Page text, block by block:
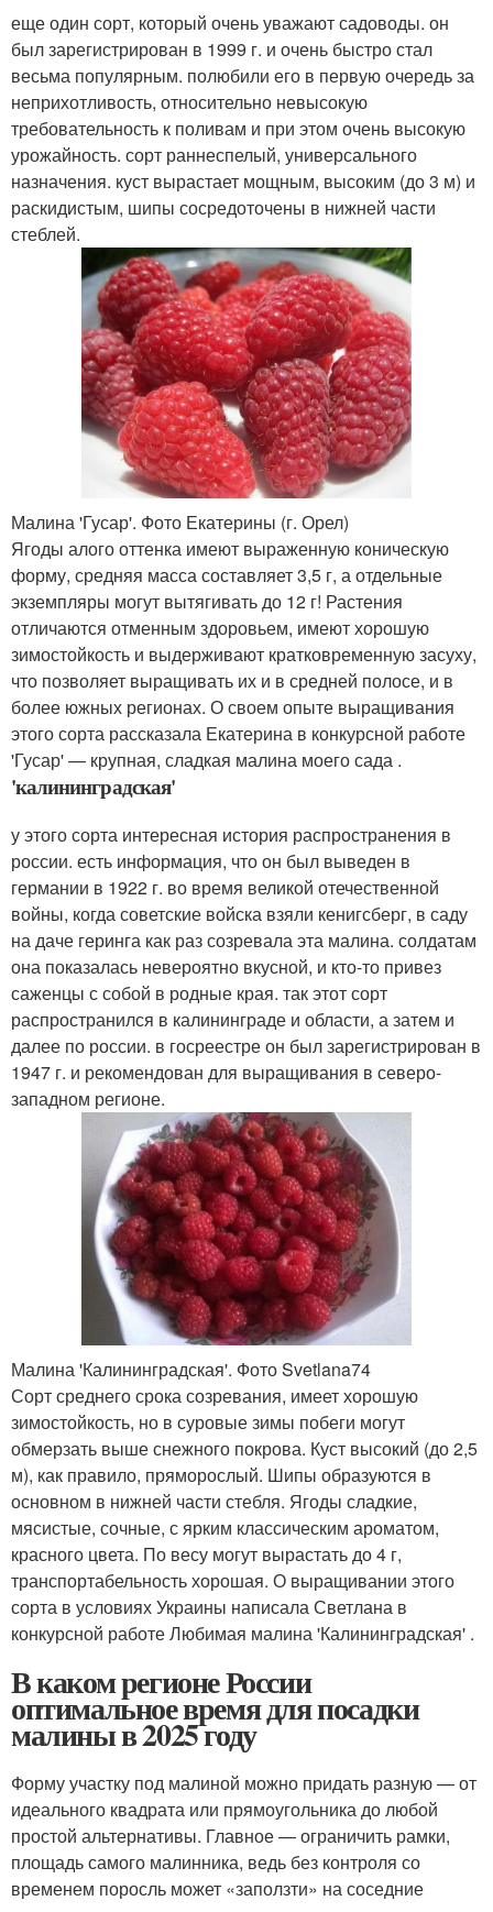
еще один сорт, который очень уважают садоводы. он
был зарегистрирован в 1999 г. и очень быстро стал
весьма популярным. полюбили его в первую очередь за
неприхотливость, относительно невысокую
требовательность к поливам и при этом очень высокую
урожайность. сорт раннеспелый, универсального
назначения. куст вырастает мощным, высоким (до 3 м) и
раскидистым, шипы сосредоточены в нижней части
стеблей.
Малина 'Гусар'. Фото Екатерины (г. Орел)
Ягоды алого оттенка имеют выраженную коническую
форму, средняя масса составляет 3,5 г, а отдельные
экземпляры могут вытягивать до 12 г! Растения
отличаются отменным здоровьем, имеют хорошую
зимостойкость и выдерживают кратковременную засуху,
что позволяет выращивать их и в средней полосе, и в
более южных регионах. О своем опыте выращивания
этого сорта рассказала Екатерина в конкурсной работе
'Гусар' — крупная, сладкая малина моего сада .
'калининградская'
у этого сорта интересная история распространения в
россии. есть информация, что он был выведен в
германии в 1922 г. во время великой отечественной
войны, когда советские войска взяли кенигсберг, в саду
на даче геринга как раз созревала эта малина. солдатам
она показалась невероятно вкусной, и кто-то привез
саженцы с собой в родные края. так этот сорт
распространился в калининграде и области, а затем и
далее по россии. в госреестре он был зарегистрирован в
1947 г. и рекомендован для выращивания в северо-
западном регионе.
Малина 'Калининградская'. Фото Svetlana74
Сорт среднего срока созревания, имеет хорошую
зимостойкость, но в суровые зимы побеги могут
обмерзать выше снежного покрова. Куст высокий (до 2,5
м), как правило, пряморослый. Шипы образуются в
основном в нижней части стебля. Ягоды сладкие,
мясистые, сочные, с ярким классическим ароматом,
красного цвета. По весу могут вырастать до 4 г,
транспортабельность хорошая. О выращивании этого
сорта в условиях Украины написала Светлана в
конкурсной работе Любимая малина 'Калининградская' .
В каком регионе России
оптимальное время для посадки
малины в 2025 году
Форму участку под малиной можно придать разную — от
идеального квадрата или прямоугольника до любой
простой альтернативы. Главное — ограничить рамки,
площадь самого малинника, ведь без контроля со
временем поросль может «заползти» на соседние